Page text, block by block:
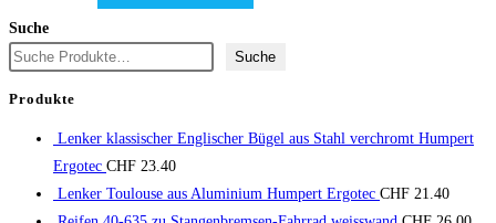
Suche
Suche
Produkte
Lenker klassischer Englischer Bügel aus Stahl verchromt Humpert
Ergotec CHF 23.40
Lenker Toulouse aus Aluminium Humpert Ergotec CHF 21.40